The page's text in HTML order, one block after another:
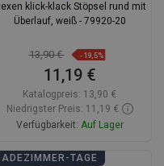
klick-klack Stöpsel rund mit
Überlauf, weiß - 79920-20
13,90 € -19,5%
11,19 €
Katalogpreis: 13,90 €
Niedrigster Preis: 11,19 €
Verfügbarkeit: Auf Lager
In den Warenkorb
TAGE